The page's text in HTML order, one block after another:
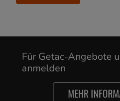
Für Getac-Angebote
anmelden
MEHR